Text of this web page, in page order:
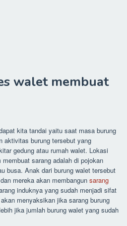
walet membuat
kita tandai yaitu saat masa burung
aktivitas burung tersebut yang
gedung atau rumah walet. Lokasi
sarang adalah di pojokan
busa. Anak dari burung walet tersebut
mereka akan membangun sarang
induknya yang sudah menjadi sifat
menyaksikan jika sarang burung
jika jumlah burung walet yang sudah